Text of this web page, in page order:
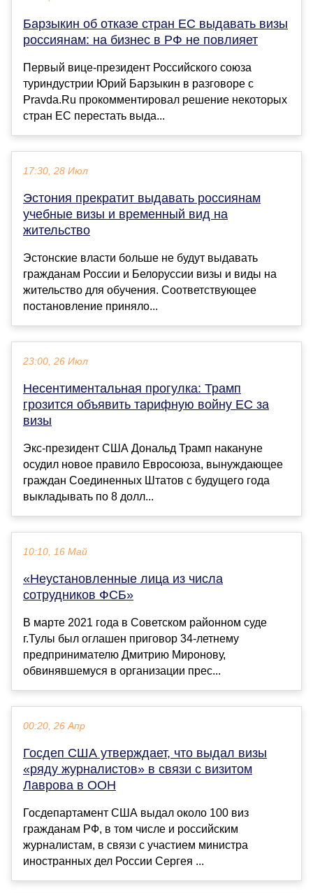
Барзыкин об отказе стран ЕС выдавать визы
россиянам: на бизнес в РФ не повлияет
Первый вице-президент Российского союза
туриндустрии Юрий Барзыкин в разговоре с
Pravda.Ru прокомментировал решение некоторых
стран ЕС перестать выда...
17:30, 28 Июл
Эстония прекратит выдавать россиянам
учебные визы и временный вид на
жительство
Эстонские власти больше не будут выдавать
гражданам России и Белоруссии визы и виды на
жительство для обучения. Соответствующее
постановление приняло...
23:00, 26 Июл
Несентиментальная прогулка: Трамп
грозится объявить тарифную войну ЕС за
визы
Экс-президент США Дональд Трамп накануне
осудил новое правило Евросоюза, вынуждающее
граждан Соединенных Штатов с будущего года
выкладывать по 8 долл...
10:10, 16 Май
«Неустановленные лица из числа
сотрудников ФСБ»
В марте 2021 года в Советском районном суде
г.Тулы был оглашен приговор 34-летнему
предпринимателю Дмитрию Миронову,
обвинявшемуся в организации прес...
00:20, 26 Апр
Госдеп США утверждает, что выдал визы
«ряду журналистов» в связи с визитом
Лаврова в ООН
Госдепартамент США выдал около 100 виз
гражданам РФ, в том числе и российским
журналистам, в связи с участием министра
иностранных дел России Сергея ...